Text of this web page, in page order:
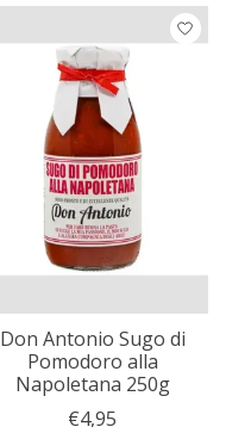
Don Antonio Sugo di
Pomodoro alla
Napoletana 250g
€4,95